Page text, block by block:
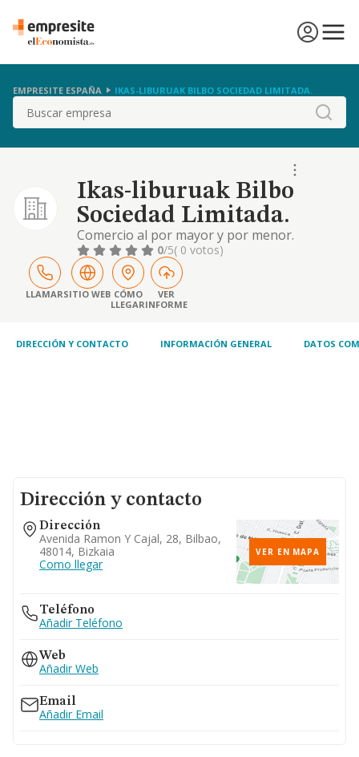
EMPRESITE ESPAÑA IKAS-LIBURUAK BILBO SOCIEDAD LIMITADA.
Buscar
Ikas-liburuak Bilbo
Sociedad Limitada.
Comercio al por mayor y por menor.
distribucion comercial. importacion y
exportacion
0/5( 0 votos)
LLAMARSITIO WEB CÓMO
LLEGAR
VER
INFORME
DIRECCIÓN Y CONTACTO INFORMACIÓN GENERAL DATOS
Dirección y contacto
Dirección
Avenida Ramon Y Cajal, 28, Bilbao,
48014, Bizkaia
Como llegar
VER EN MAPA
Teléfono
Añadir Teléfono
Web
Añadir Web
Email
Añadir Email